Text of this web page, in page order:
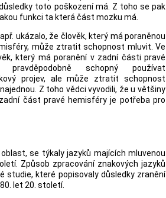
toto poškození má. Z toho se pak
funkci ta která část mozku má.
ukázalo, že člověk, který má poraněnou
může ztratit schopnost mluvit. Ve
který má poranění v zadní části pravé
pravděpodobně schopný používat
projev, ale může ztratit schopnost
Z toho vědci vyvodili, že u většiny
část pravé hemisféry je potřeba pro
se týkaly jazyků majících mluvenou
Způsob zpracování znakových jazyků
studie, které popisovaly důsledky zranění
let 20. století.